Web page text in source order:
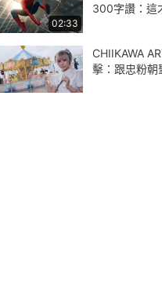
02:33
300字讚：這
CHIIKAWA
擊：跟忠粉朝